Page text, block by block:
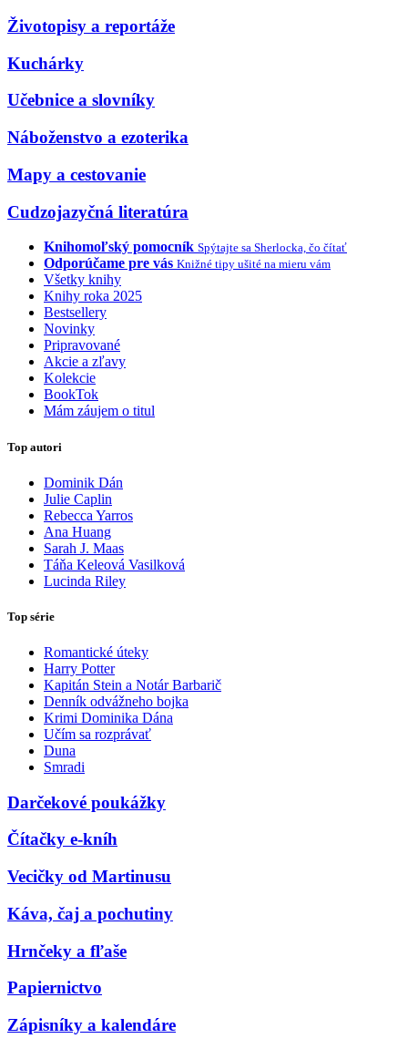
Životopisy a reportáže
Kuchárky
Učebnice a slovníky
Náboženstvo a ezoterika
Mapy a cestovanie
Cudzojazyčná literatúra
Knihomoľský pomocník Spýtajte sa Sherlocka, čo čítať
Odporúčame pre vás Knižné tipy ušité na mieru vám
Všetky knihy
Knihy roka 2025
Bestsellery
Novinky
Pripravované
Akcie a zľavy
Kolekcie
BookTok
Mám záujem o titul
Top autori
Dominik Dán
Julie Caplin
Rebecca Yarros
Ana Huang
Sarah J. Maas
Táňa Keleová Vasilková
Lucinda Riley
Top série
Romantické úteky
Harry Potter
Kapitán Stein a Notár Barbarič
Denník odvážneho bojka
Krimi Dominika Dána
Učím sa rozprávať
Duna
Smradi
Darčekové poukážky
Čítačky e-kníh
Vecičky od Martinusu
Káva, čaj a pochutiny
Hrnčeky a fľaše
Papiernictvo
Zápisníky a kalendáre